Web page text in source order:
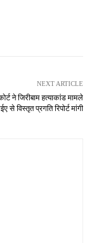
NEXT ARTICLE
ने जिरीबाम हत्याकांड मामले
से विस्तृत प्रगति रिपोर्ट मांगी